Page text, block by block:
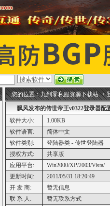
您的位置：九到零私服资源下载站->
飘风发布的传世帝王v0322登录器配
软件大小:
1.00KB
软件语言:
简体中文
软件类别:
登陆器类 - 传世登陆器
授权方式:
共享版
应用平台:
Win2000/XP/2003/Vista/
更新时间:
2011/05/31 18:20:49
开 发 商:
暂无信息
联 系 人:
暂无联系方式